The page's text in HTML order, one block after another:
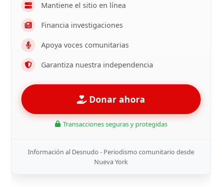
Mantiene el sitio en línea
Financia investigaciones
Apoya voces comunitarias
Garantiza nuestra independencia
Donar ahora
Transacciones seguras y protegidas
Información al Desnudo - Periodismo comunitario desde
Nueva York